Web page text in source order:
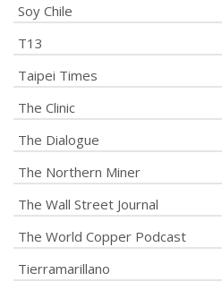
Soy Chile
T13
Taipei Times
The Clinic
The Dialogue
The Northern Miner
The Wall Street Journal
The World Copper Podcast
Tierramarillano